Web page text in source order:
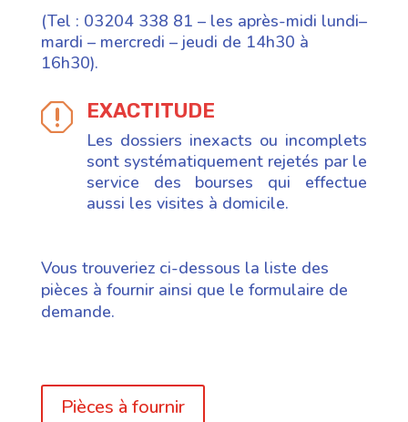
(Tel : 03204 338 81 – les après-midi lundi–
mardi – mercredi – jeudi de 14h30 à
16h30).
q EXACTITUDE
Les dossiers inexacts ou incomplets
sont systématiquement rejetés par le
service des bourses qui effectue
aussi les visites à domicile.
Vous trouveriez ci-dessous la liste des
pièces à fournir ainsi que le formulaire de
demande.
Pièces à fournir